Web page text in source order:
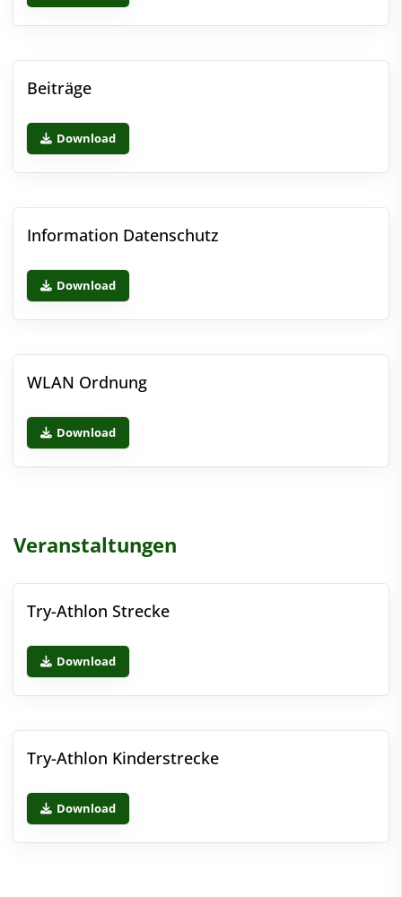
Beiträge
Download
Information Datenschutz
Download
WLAN Ordnung
Download
Veranstaltungen
Try-Athlon Strecke
Download
Try-Athlon Kinderstrecke
Download